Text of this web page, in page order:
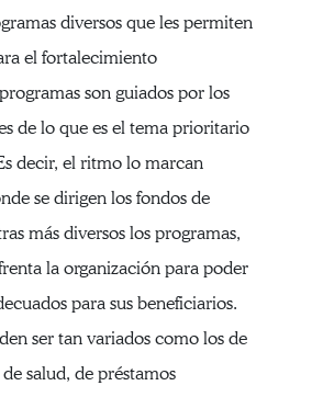
diversos que les permiten
el fortalecimiento
son guiados por los
de lo que es el tema prioritario
decir, el ritmo lo marcan
se dirigen los fondos de
más diversos los programas,
la organización para poder
para sus beneficiarios.
ser tan variados como los de
salud, de préstamos